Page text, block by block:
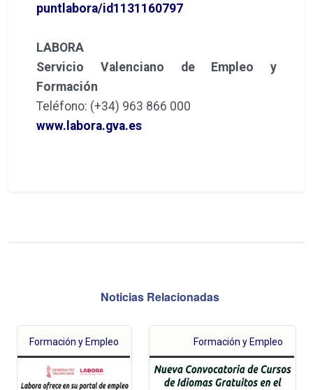
puntlabora/id1131160797
LABORA
Servicio Valenciano de Empleo y
Formación
Teléfono: (+34) 963 866 000
www.labora.gva.es
Noticias Relacionadas
Formación y Empleo Formación y Empleo